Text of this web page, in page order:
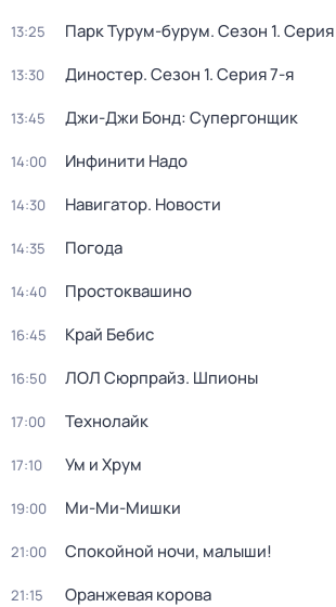
13:25 Парк Турум-бурум. Сезон 1. Серия
13:30 Диностер. Сезон 1. Серия 7-я
13:45 Джи-Джи Бонд: Супергонщик
14:00 Инфинити Надо
14:30 Навигатор. Новости
14:35 Погода
14:40 Простоквашино
16:45 Край Бебис
16:50 ЛОЛ Сюрпрайз. Шпионы
17:00 Технолайк
17:10 Ум и Хрум
19:00 Ми-Ми-Мишки
21:00 Спокойной ночи, малыши!
21:15 Оранжевая корова